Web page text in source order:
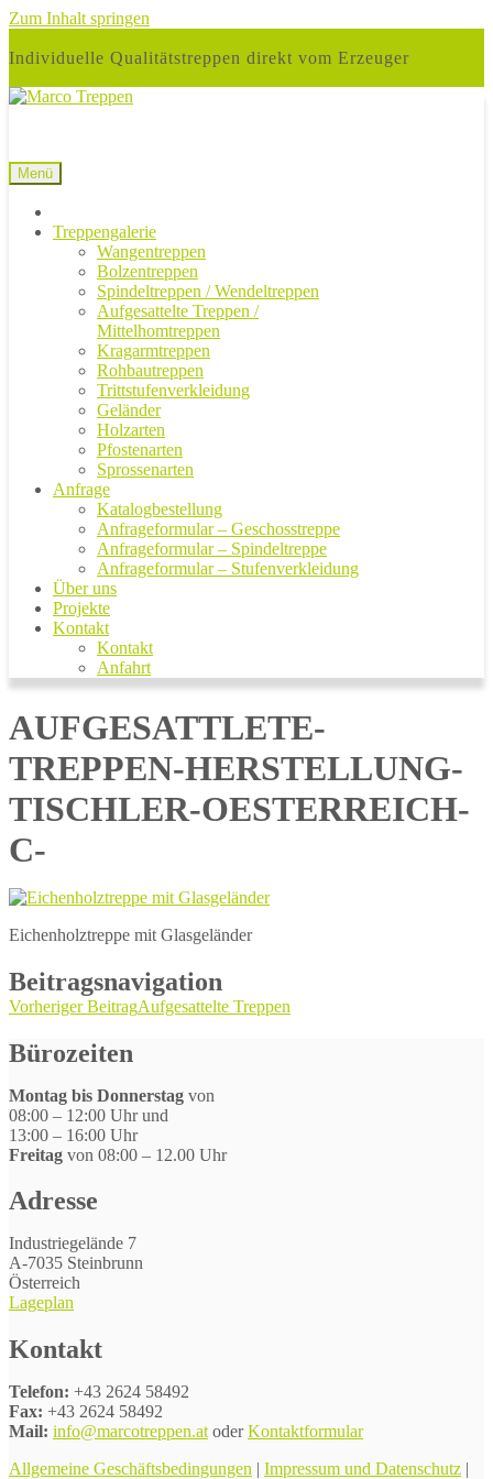
Zum Inhalt springen
Individuelle Qualitätstreppen direkt vom Erzeuger
Menü
Treppengalerie
Wangentreppen
Bolzentreppen
Spindeltreppen / Wendeltreppen
Aufgesattelte Treppen /
Mittelhomtreppen
Kragarmtreppen
Rohbautreppen
Trittstufenverkleidung
Geländer
Holzarten
Pfostenarten
Sprossenarten
Anfrage
Katalogbestellung
Anfrageformular – Geschosstreppe
Anfrageformular – Spindeltreppe
Anfrageformular – Stufenverkleidung
Über uns
Projekte
Kontakt
Kontakt
Anfahrt
AUFGESATTLETE-
TREPPEN-HERSTELLUNG-
TISCHLER-OESTERREICH-
C-
Eichenholztreppe mit Glasgeländer
Beitragsnavigation
Vorheriger BeitragAufgesattelte Treppen
Bürozeiten
Montag bis Donnerstag von
08:00 – 12:00 Uhr und
13:00 – 16:00 Uhr
Freitag von 08:00 – 12.00 Uhr
Adresse
Industriegelände 7
A-7035 Steinbrunn
Österreich
Lageplan
Kontakt
Telefon: +43 2624 58492
Fax: +43 2624 58492
Mail: info@marcotreppen.at oderKontaktformular
Allgemeine Geschäftsbedingungen | Impressum und Datenschutz |